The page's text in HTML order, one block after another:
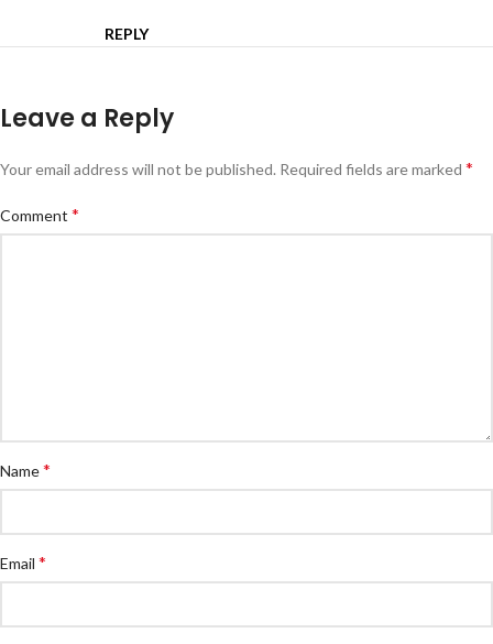
REPLY
Leave a Reply
Your email address will not be published. Required fields are marked *
Comment *
Name*
Email *